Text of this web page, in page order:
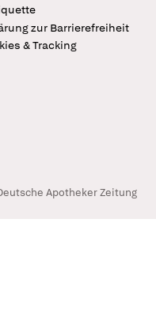
zur Barrierefreiheit
& Tracking
Apotheker Zeitung